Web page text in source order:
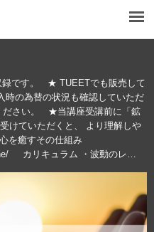
録です。 ★ TUEETでも販売して
時の為替の状況も確認していただ
ださい。 ★当講座受講前に「鉱
けていただくと、 より理解しや
を癒すその仕組み
カリキュラム ・波動のレ…